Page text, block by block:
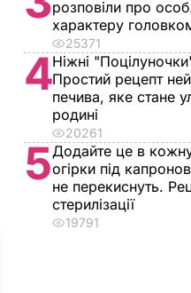
розповіли про
характеру
25371
4Ніжні
Простий рецепт
печива, яке стане
родині
20261
5Додайте це в
огірки під
не перекиснуть.
стерилізації
19791